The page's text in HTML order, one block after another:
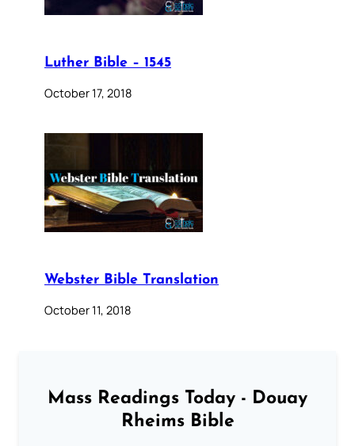
Luther Bible – 1545
October 17, 2018
Webster Bible Translation
October 11, 2018
Mass Readings Today - Douay
Rheims Bible